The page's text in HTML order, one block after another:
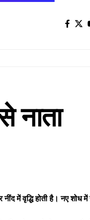
नाता
में वृद्धि होती है।नए शोध में